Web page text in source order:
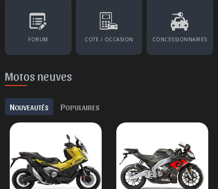
FORUM COTE / OCCASION CONCESSIONNAIRES
Motos neuves
NOUVEAUTÉS POPULAIRES